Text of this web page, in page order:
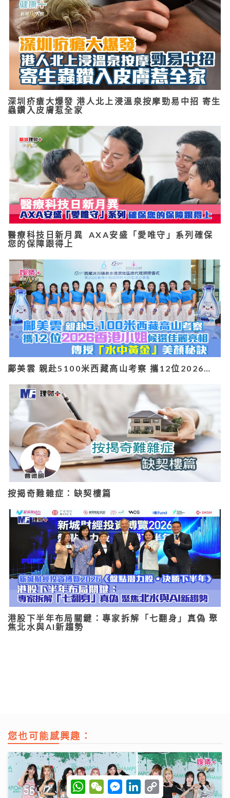
深圳疥瘡大爆發 港人北上浸溫泉按摩勁易中招 寄生
蟲鑽入皮膚惹全家
醫療科技日新月異 AXA安盛「愛唯守」系列確保
您的保障跟得上
鄺美雲 親赴5100米西藏高山考察 攜12位2026…
按揭奇難雜症：缺契樓篇
港股下半年布局關鍵：專家拆解「七翻身」真偽 聚
焦北水與AI新趨勢
您也可能感興趣：
W
h
W
e
M
e
L
C